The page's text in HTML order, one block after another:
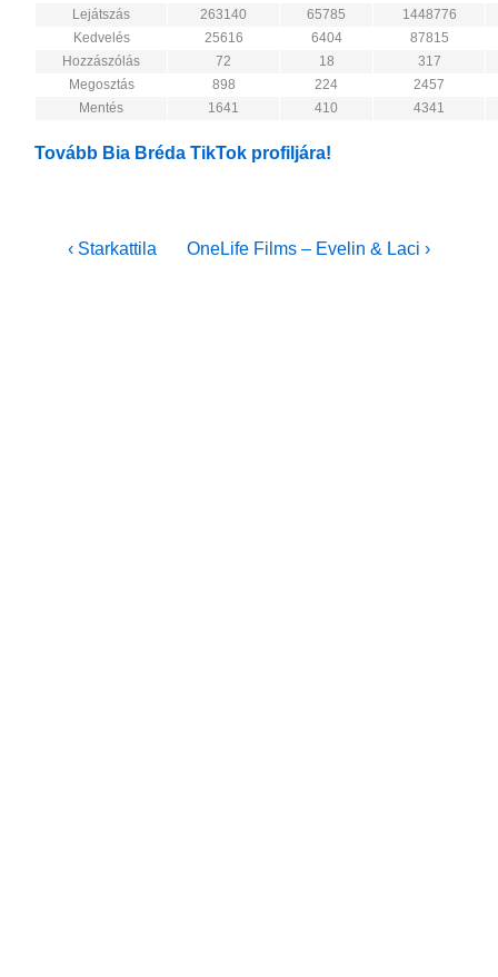
Lejátszás
263140 65785
1448776
Kedvelés
25616 6404
87815
Hozzászólás
72 18
317
Megosztás
898 224
2457
Mentés
1641 410 4341
Tovább Bia Bréda TikTok profiljára!
Bejegyzés
Previous
‹ Starkattila
Next
OneLife Films – Evelin & Laci ›